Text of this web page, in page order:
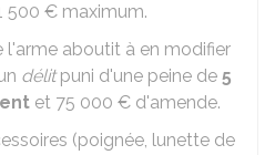
500 € maximum.
l'arme aboutit à en modifier
délitpuni d'une peine de 5
et 75 000 € d'amende.
(poignée, lunette de